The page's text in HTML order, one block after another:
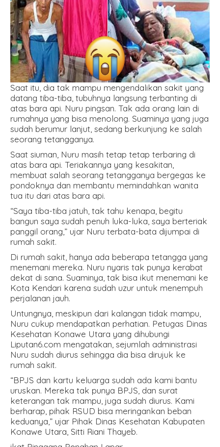
Saat itu, dia tak mampu mengendalikan sakit yang
datang tiba-tiba, tubuhnya langsung terbanting di
atas bara api. Nuru pingsan. Tak ada orang lain di
rumahnya yang bisa menolong. Suaminya yang juga
sudah berumur lanjut, sedang berkunjung ke salah
seorang tetangganya.
Saat siuman, Nuru masih tetap tetap terbaring di
atas bara api. Teriakannya yang kesakitan,
membuat salah seorang tetangganya bergegas ke
pondoknya dan membantu memindahkan wanita
tua itu dari atas bara api.
“Saya tiba-tiba jatuh, tak tahu kenapa, begitu
bangun saya sudah penuh luka-luka, saya berteriak
panggil orang,” ujar Nuru terbata-bata dijumpai di
rumah sakit.
Di rumah sakit, hanya ada beberapa tetangga yang
menemani mereka. Nuru nyaris tak punya kerabat
dekat di sana. Suaminya, tak bisa ikut menemani ke
Kota Kendari karena sudah uzur untuk menempuh
perjalanan jauh.
Untungnya, meskipun dari kalangan tidak mampu,
Nuru cukup mendapatkan perhatian. Petugas Dinas
Kesehatan Konawe Utara yang dihubungi
Liputan6.com mengatakan, sejumlah administrasi
Nuru sudah diurus sehingga dia bisa dirujuk ke
rumah sakit.
“BPJS dan kartu keluarga sudah ada kami bantu
uruskan. Mereka tak punya BPJS, dan surat
keterangan tak mampu, juga sudah diurus. Kami
berharap, pihak RSUD bisa meringankan beban
keduanya,” ujar Pihak Dinas Kesehatan Kabupaten
Konawe Utara, Sitti Riani Thayeb.